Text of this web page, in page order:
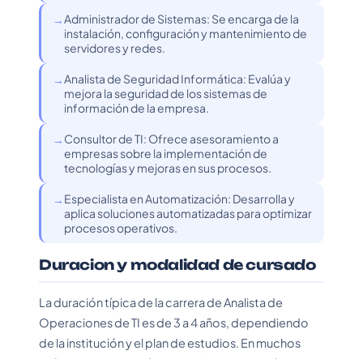
Administrador de Sistemas: Se encarga de la
instalación, configuración y mantenimiento de
servidores y redes.
Analista de Seguridad Informática: Evalúa y
mejora la seguridad de los sistemas de
información de la empresa.
Consultor de TI: Ofrece asesoramiento a
empresas sobre la implementación de
tecnologías y mejoras en sus procesos.
Especialista en Automatización: Desarrolla y
aplica soluciones automatizadas para optimizar
procesos operativos.
Duracion y modalidad de cursado
La duración típica de la carrera de Analista de
Operaciones de TI es de 3 a 4 años, dependiendo
de la institución y el plan de estudios. En muchos